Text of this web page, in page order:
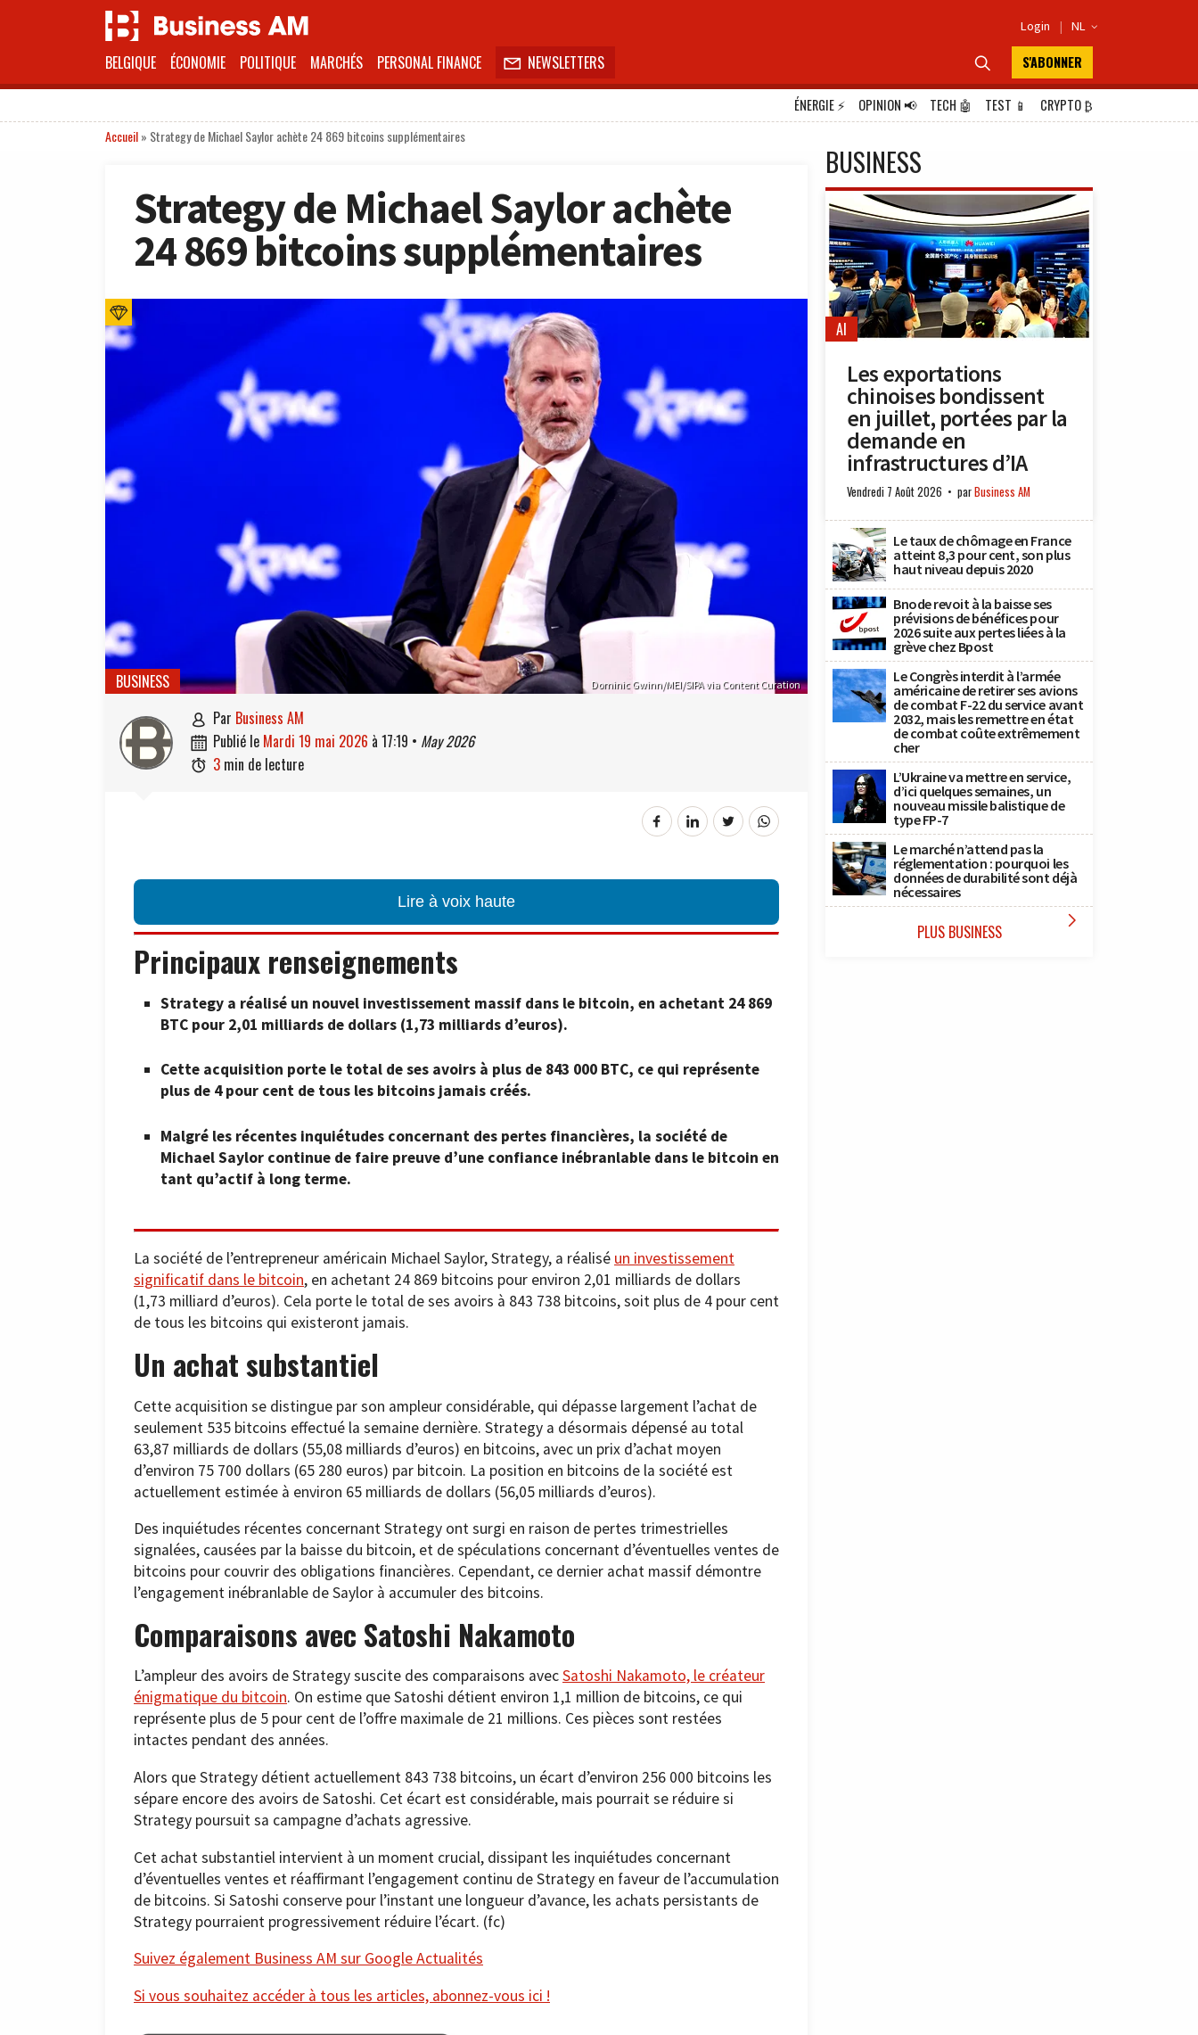
Login | NL 
BELGIQUE ÉCONOMIE POLITIQUE MARCHÉS PERSONAL FINANCE  NEWSLETTERS  S'ABONNER
ÉNERGIE⚡ OPINION📢 TECH 🤖 TEST 📱 CRYPTO₿
Accueil» Strategy de Michael Saylor achète 24 869 bitcoins supplémentaires
Strategy de Michael Saylor achète
24 869 bitcoins supplémentaires
Dominic Gwinn/MEI/SIPA via Content Curation
BUSINESS
 par Business AM
 publié le mardi 19 mai 2026 à 17:19 • May 2026
 3 min de lecture
Lire à voix haute
Principaux renseignements
Strategy a réalisé un nouvel investissement massif dans le bitcoin, en achetant 24 869
BTC pour 2,01 milliards de dollars (1,73 milliards d’euros).
Cette acquisition porte le total de ses avoirs à plus de 843 000 BTC, ce qui représente
plus de 4 pour cent de tous les bitcoins jamais créés.
Malgré les récentes inquiétudes concernant des pertes financières, la société de
Michael Saylor continue de faire preuve d’une confiance inébranlable dans le bitcoin en
tant qu’actif à long terme.
La société de l’entrepreneur américain Michael Saylor, Strategy, a réalisé un investissement
significatif dans le bitcoin, en achetant 24 869 bitcoins pour environ 2,01 milliards de dollars
(1,73 milliard d’euros). Cela porte le total de ses avoirs à 843 738 bitcoins, soit plus de 4 pour cent
de tous les bitcoins qui existeront jamais.
Un achat substantiel
Cette acquisition se distingue par son ampleur considérable, qui dépasse largement l’achat de
seulement 535 bitcoins effectué la semaine dernière. Strategy a désormais dépensé au total
63,87 milliards de dollars (55,08 milliards d’euros) en bitcoins, avec un prix d’achat moyen
d’environ 75 700 dollars (65 280 euros) par bitcoin. La position en bitcoins de la société est
actuellement estimée à environ 65 milliards de dollars (56,05 milliards d’euros).
Des inquiétudes récentes concernant Strategy ont surgi en raison de pertes trimestrielles
signalées, causées par la baisse du bitcoin, et de spéculations concernant d’éventuelles ventes de
bitcoins pour couvrir des obligations financières. Cependant, ce dernier achat massif démontre
l’engagement inébranlable de Saylor à accumuler des bitcoins.
Comparaisons avec Satoshi Nakamoto
L’ampleur des avoirs de Strategy suscite des comparaisons avecSatoshi Nakamoto, le créateur
énigmatique du bitcoin. On estime que Satoshi détient environ 1,1 million de bitcoins, ce qui
représente plus de 5 pour cent de l’offre maximale de 21 millions. Ces pièces sont restées
intactes pendant des années.
Alors que Strategy détient actuellement 843 738 bitcoins, un écart d’environ 256 000 bitcoins les
sépare encore des avoirs de Satoshi. Cet écart est considérable, mais pourrait se réduire si
Strategy poursuit sa campagne d’achats agressive.
Cet achat substantiel intervient à un moment crucial, dissipant les inquiétudes concernant
d’éventuelles ventes et réaffirmant l’engagement continu de Strategy en faveur de l’accumulation
de bitcoins. Si Satoshi conserve pour l’instant une longueur d’avance, les achats persistants de
Strategy pourraient progressivement réduire l’écart. (fc)
Suivez également Business AM sur Google Actualités
Si vous souhaitez accéder à tous les articles, abonnez-vous ici !
BUSINESS
AI
Les exportations
chinoises bondissent
en juillet, portées par la
demande en
infrastructures d’IA
Vendredi 7 Août 2026 parBusiness AM
Le taux de chômage en France
atteint 8,3 pour cent, son plus
haut niveau depuis 2020
Bnode revoit à la baisse ses
prévisions de bénéfices pour
2026 suite aux pertes liées à la
grève chez Bpost
Le Congrès interdit à l’armée
américaine de retirer ses avions
de combat F-22 du service avant
2032, mais les remettre en état
de combat coûte extrêmement
cher
L’Ukraine va mettre en service,
d’ici quelques semaines, un
nouveau missile balistique de
type FP-7
Le marché n’attend pas la
réglementation : pourquoi les
données de durabilité sont déjà
nécessaires
PLUS BUSINESS 